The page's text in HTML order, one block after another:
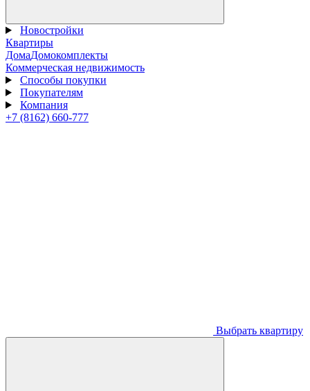
Новостройки
Квартиры
ДомаДомокомплекты
Коммерческая недвижимость
Способы покупки
Покупателям
Компания
+7 (8162) 660-777
Выбрать квартиру